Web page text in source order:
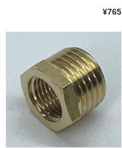
車・バイク
実験・電子工作
工芸・アート
大工・ガレージ
¥765